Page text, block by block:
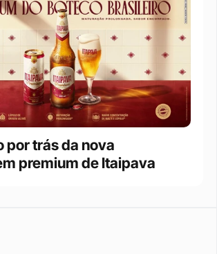
por trás da nova
premium de Itaipava